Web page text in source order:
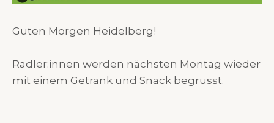
Guten Morgen Heidelberg!
Radler:innen werden nächsten Montag wieder
mit einem Getränk und Snack begrüsst.